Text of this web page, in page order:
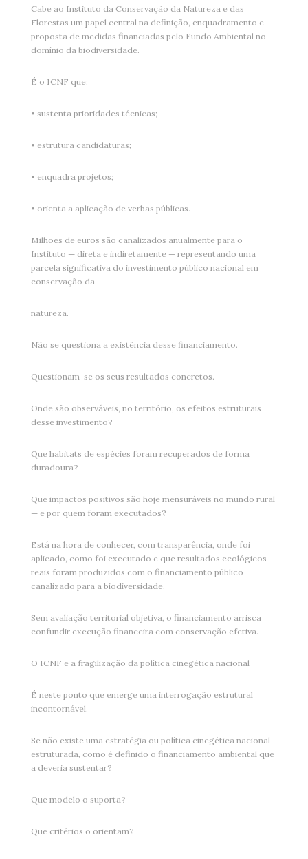
Cabe ao Instituto da Conservação da Natureza e das
Florestas um papel central na definição, enquadramento e
proposta de medidas financiadas pelo Fundo Ambiental no
domínio da biodiversidade.
É o ICNF que:
• sustenta prioridades técnicas;
• estrutura candidaturas;
• enquadra projetos;
• orienta a aplicação de verbas públicas.
Milhões de euros são canalizados anualmente para o
Instituto — direta e indiretamente — representando uma
parcela significativa do investimento público nacional em
conservação da
natureza.
Não se questiona a existência desse financiamento.
Questionam-se os seus resultados concretos.
Onde são observáveis, no território, os efeitos estruturais
desse investimento?
Que habitats de espécies foram recuperados de forma
duradoura?
Que impactos positivos são hoje mensuráveis no mundo rural
— e por quem foram executados?
Está na hora de conhecer, com transparência, onde foi
aplicado, como foi executado e que resultados ecológicos
reais foram produzidos com o financiamento público
canalizado para a biodiversidade.
Sem avaliação territorial objetiva, o financiamento arrisca
confundir execução financeira com conservação efetiva.
O ICNF e a fragilização da política cinegética nacional
É neste ponto que emerge uma interrogação estrutural
incontornável.
Se não existe uma estratégia ou política cinegética nacional
estruturada, como é definido o financiamento ambiental que
a deveria sustentar?
Que modelo o suporta?
Que critérios o orientam?